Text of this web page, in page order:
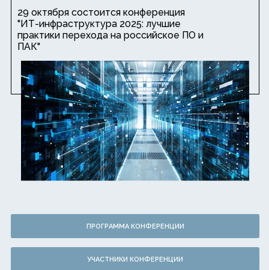
29 октября состоится конференция
"ИТ-инфраструктура 2025: лучшие
практики перехода на российское ПО и
ПАК"
ПРОГРАММА КОНФЕРЕНЦИИ
УЧАСТНИКИ КОНФЕРЕНЦИИ